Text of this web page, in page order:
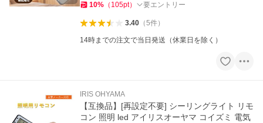
10% （ 105pt） 要エントリー
3.40（5件）
14時までの注文で当日発送（休業日を除く）
IRIS OHYAMA
【互換品】[再設定不要] シーリングライト リモ
コン 照明 led アイリスオーヤマ コイズミ 電気